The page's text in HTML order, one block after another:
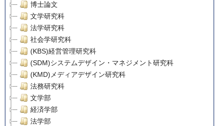
博士論文
文学研究科
法学研究科
社会学研究科
(KBS)経営管理研究科
(SDM)システムデザイン・マネジメント研究科
(KMD)メディアデザイン研究科
法務研究科
文学部
経済学部
法学部